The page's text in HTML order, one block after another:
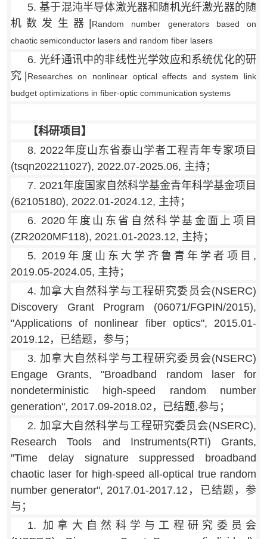
5. 基于混沌半导体激光器和随机光纤激光器的随
机数发生器|Random number generators based on
chaotic semiconductor lasers and random fiber lasers
6. 光纤通讯中的非线性光学效应和系统优化的研
究|Researches on nonlinear optical effects and system link
budget optimizations in fiber-optic communication systems
【科研项目】
8. 2022年度山东省泰山学者工程青年专家项目
(tsqn202211027), 2022.07-2025.06, 主持；
7. 2021年度国家自然科学基金青年科学基金项目
(62105180), 2022.01-2024.12, 主持；
6. 2020年度山东省自然科学基金面上项目
(ZR2020MF118), 2021.01-2023.12, 主持；
5. 2019年度山东大学齐鲁青年学者项目,
2019.05-2024.05, 主持；
4. 加拿大自然科学与工程研究委员会(NSERC)
Discovery Grant Program (06071/FGPIN/2015),
"Applications of nonlinear fiber optics", 2015.01-
2019.12，已结题，参与；
3. 加拿大自然科学与工程研究委员会(NSERC)
Engage Grants, "Broadband random laser for
nondeterministic high-speed random number
generation", 2017.09-2018.02，已结题,参与；
2. 加拿大自然科学与工程研究委员会(NSERC),
Research Tools and Instruments(RTI) Grants,
"Time delay signature suppressed broadband
chaotic laser for high-speed all-optical true random
number generator", 2017.01-2017.12，已结题，参
与；
1. 加拿大自然科学与工程研究委员会